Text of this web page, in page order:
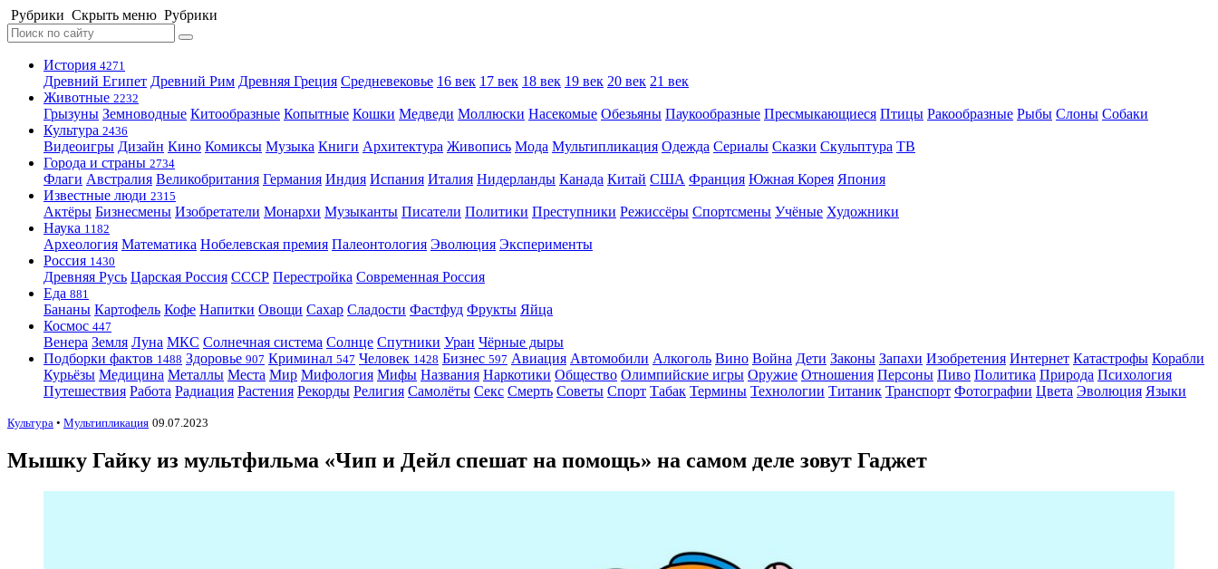
Рубрики Скрыть меню Рубрики
История 4271
Древний Египет Древний Рим Древняя Греция Средневековье 16 век 17 век 18 век 19 век 20 век 21 век
Животные 2232
Грызуны Земноводные Китообразные Копытные Кошки Медведи Моллюски Насекомые Обезьяны Паукообразные Пресмыкающиеся Птицы Ракообразные Рыбы Слоны Собаки
Культура 2436
Видеоигры Дизайн Кино Комиксы Музыка Книги Архитектура Живопись Мода Мультипликация Одежда Сериалы Сказки Скульптура ТВ
Города и страны 2734
Флаги Австралия Великобритания Германия Индия Испания Италия Нидерланды Канада Китай США Франция Южная Корея Япония
Известные люди 2315
Актёры Бизнесмены Изобретатели Монархи Музыканты Писатели Политики Преступники Режиссёры Спортсмены Учёные Художники
Наука 1182
Археология Математика Нобелевская премия Палеонтология Эволюция Эксперименты
Россия 1430
Древняя Русь Царская Россия СССР Перестройка Современная Россия
Еда 881
Бананы Картофель Кофе Напитки Овощи Сахар Сладости Фастфуд Фрукты Яйца
Космос 447
Венера Земля Луна МКС Солнечная система Солнце Спутники Уран Чёрные дыры
Подборки фактов 1488 Здоровье 907 Криминал 547 Человек 1428 Бизнес 597 Авиация Автомобили Алкоголь Вино Война Дети Законы Запахи Изобретения Интернет Катастрофы Корабли
Курьёзы Медицина Металлы Места Мир Мифология Мифы Названия Наркотики Общество Олимпийские игры Оружие Отношения Персоны Пиво Политика Природа Психология
Путешествия Работа Радиация Растения Рекорды Религия Самолёты Секс Смерть Советы Спорт Табак Термины Технологии Титаник Транспорт Фотографии Цвета Эволюция Языки
Культура • Мультипликация 09.07.2023
Мышку Гайку из мультфильма «Чип и Дейл спешат на помощь» на самом деле зовут Гаджет